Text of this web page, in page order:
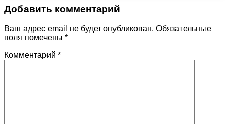
Добавить комментарий
Ваш адрес email не будет опубликован. Обязательные
поля помечены *
Комментарий *